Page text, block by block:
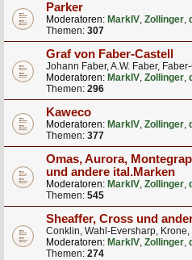
Parker
Moderatoren: MarkIV, Zollinger,
Themen: 307
Graf von Faber-Castell
Johann Faber, A.W. Faber, Faber-
Moderatoren: MarkIV, Zollinger,
Themen: 296
Kaweco
Moderatoren: MarkIV, Zollinger,
Themen: 377
Omas, Aurora,
und andere ital.Marken
Moderatoren: MarkIV, Zollinger,
Themen: 545
Sheaffer, Cross und
Conklin, Wahl-Eversharp,
Moderatoren: MarkIV, Zollinger,
Themen: 274